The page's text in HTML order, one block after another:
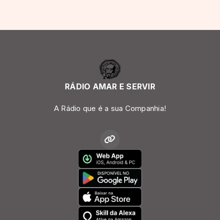
RÁDIO AMAR E SERVIR
A Rádio que é a sua Companhia!